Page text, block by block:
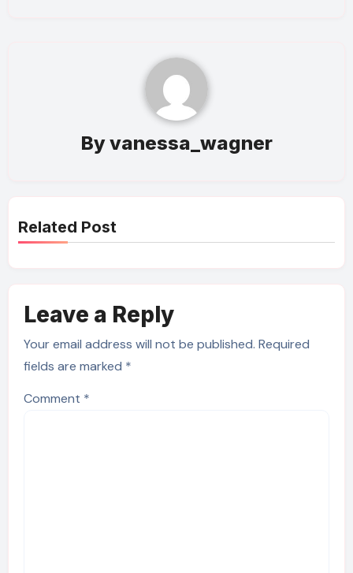
Byvanessa_wagner
Related Post
Leave a Reply
Your email address will not be published. Required
fields are marked *
Comment *